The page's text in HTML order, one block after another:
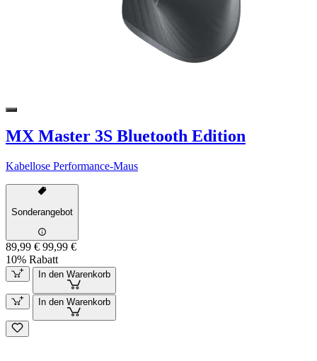
MX Master 3S Bluetooth Edition
Kabellose Performance-Maus
Sonderangebot
89,99 € 99,99 €
10% Rabatt
In den Warenkorb
In den Warenkorb